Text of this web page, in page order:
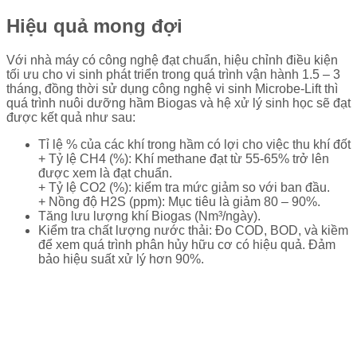
Hiệu quả mong đợi
Với nhà máy có công nghệ đạt chuẩn, hiệu chỉnh điều kiện
tối ưu cho vi sinh phát triển trong quá trình vận hành 1.5 – 3
tháng, đồng thời sử dụng công nghệ vi sinh Microbe-Lift thì
quá trình nuôi dưỡng hầm Biogas và hệ xử lý sinh học sẽ đạt
được kết quả như sau:
Tỉ lệ % của các khí trong hầm có lợi cho việc thu khí đốt
+ Tỷ lệ CH4 (%): Khí methane đạt từ 55-65% trở lên
được xem là đạt chuẩn.
+ Tỷ lệ CO2 (%): kiểm tra mức giảm so với ban đầu.
+ Nồng độ H2S (ppm): Mục tiêu là giảm 80 – 90%.
Tăng lưu lượng khí Biogas (Nm³/ngày).
Kiểm tra chất lượng nước thải: Đo COD, BOD, và kiềm
để xem quá trình phân hủy hữu cơ có hiệu quả. Đảm
bảo hiệu suất xử lý hơn 90%.